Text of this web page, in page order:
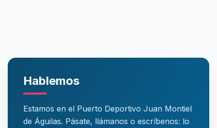
Hablemos
Estamos en el Puerto Deportivo Juan Montiel
de Águilas. Pásate, llámanos o escríbenos: lo